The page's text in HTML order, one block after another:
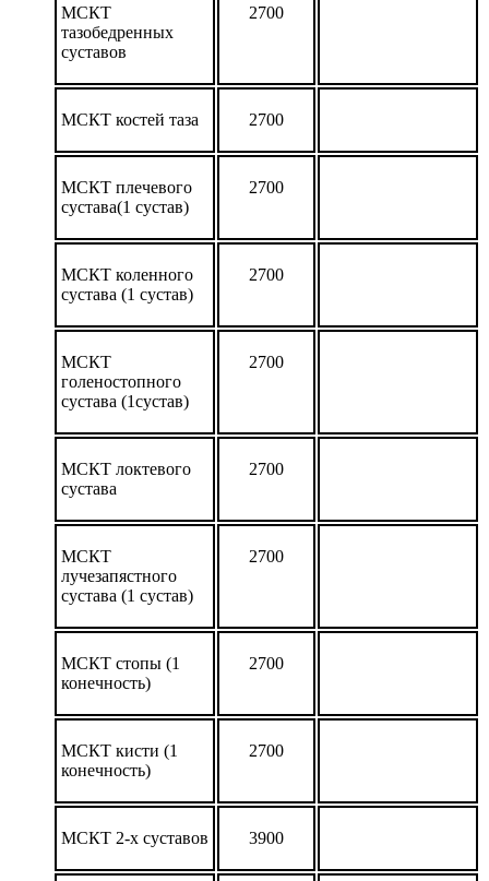
МСКТ
тазобедренных
суставов
2700
МСКТ костей таза 2700
МСКТ плечевого
сустава(1 сустав)
2700
МСКТ коленного
сустава (1 сустав)
2700
МСКТ
голеностопного
сустава (1сустав)
2700
МСКТ локтевого
сустава
2700
МСКТ
лучезапястного
сустава (1 сустав)
2700
МСКТ стопы (1
конечность)
2700
МСКТ кисти (1
конечность)
2700
МСКТ 2-х суставов 3900